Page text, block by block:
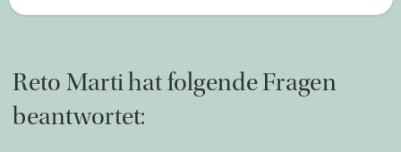
Reto Martihat folgende Fragen
beantwortet: